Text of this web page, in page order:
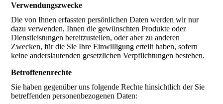
Verwendungszwecke
Die von Ihnen erfassten persönlichen Daten werden wir nur
dazu verwenden, Ihnen die gewünschten Produkte oder
Dienstleistungen bereitzustellen, oder aber zu anderen
Zwecken, für die Sie Ihre Einwilligung erteilt haben, sofern
keine anderslautenden gesetzlichen Verpflichtungen bestehen.
Betroffenenrechte
Sie haben gegenüber uns folgende Rechte hinsichtlich der Sie
betreffenden personenbezogenen Daten: